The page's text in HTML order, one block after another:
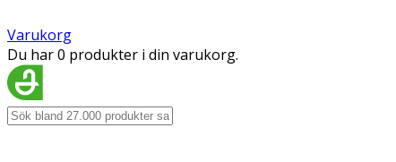
Varukorg
Du har 0 produkter i din varukorg.